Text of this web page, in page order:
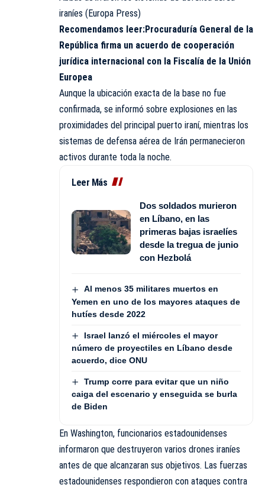
iraníes (Europa Press)
Recomendamos leer:Procuraduría General de la
República firma un acuerdo de cooperación
jurídica internacional con la Fiscalía de la Unión
Europea
Aunque la ubicación exacta de la base no fue
confirmada, se informó sobre explosiones en las
proximidades del principal puerto iraní, mientras los
sistemas de defensa aérea de Irán permanecieron
activos durante toda la noche.
Leer Más
Dos soldados murieron
en Líbano, en las
primeras bajas israelíes
desde la tregua de junio
con Hezbolá
Al menos 35 militares muertos en
Yemen en uno de los mayores ataques de
hutíes desde 2022
Israel lanzó el miércoles el mayor
número de proyectiles en Líbano desde
acuerdo, dice ONU
Trump corre para evitar que un niño
caiga del escenario y enseguida se burla
de Biden
En Washington, funcionarios estadounidenses
informaron que destruyeron varios drones iraníes
antes de que alcanzaran sus objetivos. Las fuerzas
estadounidenses respondieron con ataques contra